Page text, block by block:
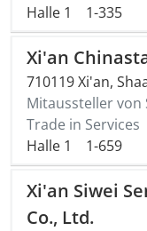
Halle 1
1-335
Xi'an
710119 Xi'an,
Mitaussteller von
Trade in Services
Halle 1
1-659
Xi'an Siwei
Co., Ltd.